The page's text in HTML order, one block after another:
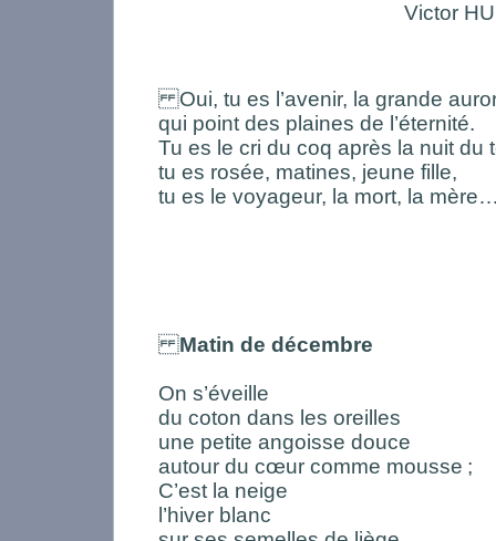
Victor
Oui, tu es l’avenir, la grande
qui point des plaines de l’éternité.
Tu es le cri du coq après la nuit du
tu es rosée, matines, jeune fille,
tu es le voyageur, la mort, la
Matin de décembre
On s’éveille
du coton dans les oreilles
une petite angoisse douce
autour du cœur comme mousse ;
C’est la neige
l’hiver blanc